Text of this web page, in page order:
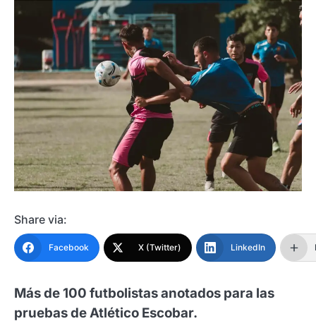
Share via:
Facebook X (Twitter) LinkedIn
Más de 100 futbolistas anotados para las
pruebas de Atlético Escobar.